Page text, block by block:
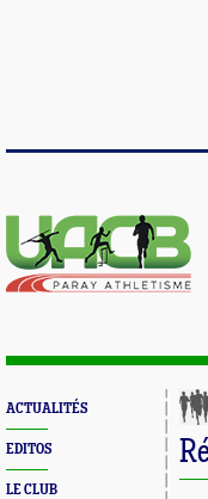
ACTUALITÉS
EDITOS
LE CLUB